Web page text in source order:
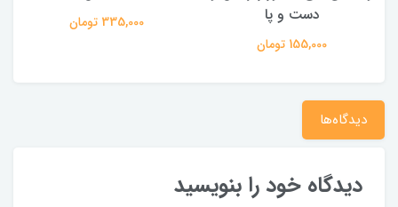
دست و پا
155,000 تومان
335,000 تومان
دیدگاه‌ها
دیدگاه خود را بنویسید